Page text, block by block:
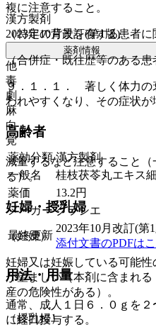
複に注意すること。
（特定の背景を有する患者に
（合併症・既往歴等のある患
９．１．１． 著しく体力の
われやすくなり、その症状が
高齢者
減量するなど注意すること
る）。
妊婦・授乳婦
（妊婦）
妊婦又は妊娠している可能
が望ましい（本剤に含まれ
産の危険性がある）。
（授乳婦）
漢方製剤
2023年10月改訂(第1版)
薬剤情報
他
毒
劇
麻
向
覚
薬効分類 漢方製剤
一般名
桂枝茯苓丸エキス
薬価
13.2円
メーカー クラシエ
最終更新
2023年10月改訂(第
添付文書のPDFは
用法・用量
通常、成人１日６．０ｇを
に経口投与する。